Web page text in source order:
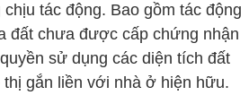
tác động. Bao gồm tác động
đất chưa được cấp chứng nhận
sử dụng các diện tích đất
gắn liền với nhà ở hiện hữu.